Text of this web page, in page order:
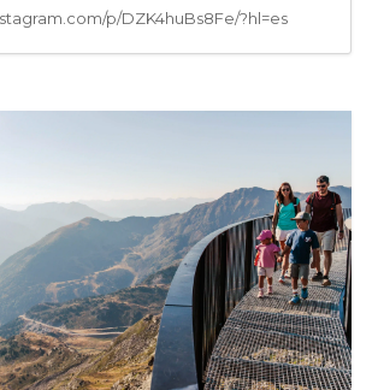
p/DZK4huBs8Fe/?hl=es